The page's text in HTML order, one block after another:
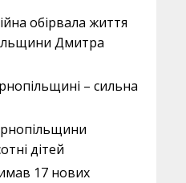
обірвала життя
Дмитра
– сильна
дітей
17 нових